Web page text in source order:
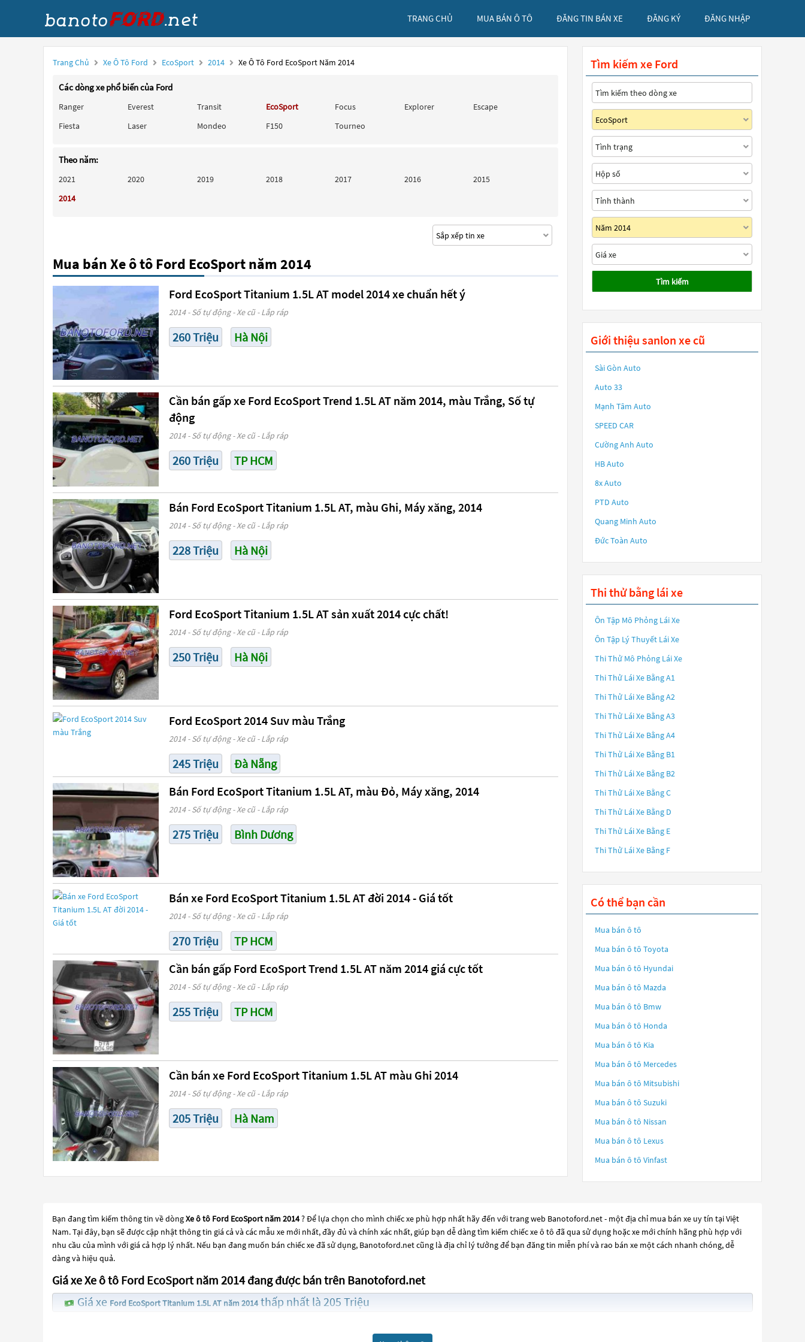
TRANG CHỦ MUA BÁN Ô TÔ ĐĂNG TIN BÁN XE ĐĂNG KÝ ĐĂNG NHẬP
Trang Chủ Xe Ô Tô Ford EcoSport 2014 Xe Ô Tô Ford EcoSport Năm 2014
Các dòng xe phổ biến của Ford
Ranger Everest Transit EcoSport Focus Explorer
Escape
Fiesta
Laser Mondeo F150 Tourneo
Theo năm:
2021 2020 2019 2018 2017 2016
2015
2014
Mua bán Xe ô tô Ford EcoSport năm 2014
Ford EcoSport Titanium 1.5L AT model 2014 xe chuẩn hết ý
2014 - Số tự động - Xe cũ - Lắp ráp
260 Triệu Hà Nội
Cần bán gấp xe Ford EcoSport Trend 1.5L AT năm 2014, màu Trắng, Số tự
động
2014 - Số tự động - Xe cũ - Lắp ráp
260 Triệu TP HCM
Bán Ford EcoSport Titanium 1.5L AT, màu Ghi, Máy xăng, 2014
2014 - Số tự động - Xe cũ - Lắp ráp
228 Triệu Hà Nội
Ford EcoSport Titanium 1.5L AT sản xuất 2014 cực chất!
2014 - Số tự động - Xe cũ - Lắp ráp
250 Triệu Hà Nội
Ford EcoSport 2014 Suv màu Trắng
2014 - Số tự động - Xe cũ - Lắp ráp
245 Triệu
Đà Nẵng
Bán Ford EcoSport Titanium 1.5L AT, màu Đỏ, Máy xăng, 2014
2014 - Số tự động - Xe cũ - Lắp ráp
275 Triệu Bình Dương
Bán xe Ford EcoSport Titanium 1.5L AT đời 2014 - Giá tốt
2014 - Số tự động - Xe cũ - Lắp ráp
270 Triệu
TP HCM
Cần bán gấp Ford EcoSport Trend 1.5L AT năm 2014 giá cực tốt
2014 - Số tự động - Xe cũ - Lắp ráp
255 Triệu TP HCM
Cần bán xe Ford EcoSport Titanium 1.5L AT màu Ghi 2014
2014 - Số tự động - Xe cũ - Lắp ráp
205 Triệu Hà Nam
Tìm kiếm xe Ford
Tìm kiếm
Giới thiệu sanlon xe cũ
Sài Gòn Auto
Auto 33
Mạnh Tâm Auto
SPEED CAR
Cường Anh Auto
HB Auto
8x Auto
PTD Auto
Quang Minh Auto
Đức Toàn Auto
Thi thử bằng lái xe
Ôn Tập Mô Phỏng Lái Xe
Ôn Tập Lý Thuyết Lái Xe
Thi Thử Mô Phỏng Lái Xe
Thi Thử Lái Xe Bằng A1
Thi Thử Lái Xe Bằng A2
Thi Thử Lái Xe Bằng A3
Thi Thử Lái Xe Bằng A4
Thi Thử Lái Xe Bằng B1
Thi Thử Lái Xe Bằng B2
Thi Thử Lái Xe Bằng C
Thi Thử Lái Xe Bằng D
Thi Thử Lái Xe Bằng E
Thi Thử Lái Xe Bằng F
Có thể bạn cần
Mua bán ô tô
Mua bán ô tô Toyota
Mua bán ô tô Hyundai
Mua bán ô tô Mazda
Mua bán ô tô Bmw
Mua bán ô tô Honda
Mua bán ô tô Kia
Mua bán ô tô Mercedes
Mua bán ô tô Mitsubishi
Mua bán ô tô Suzuki
Mua bán ô tô Nissan
Mua bán ô tô Lexus
Mua bán ô tô Vinfast
Bạn đang tìm kiếm thông tin về dòngXe ô tô Ford EcoSport năm 2014? Để lựa chọn cho mình chiếc xe phù hợp nhất hãy đến với trang web Banotoford.net - một địa chỉ mua bán xe uy tín tại Việt
Nam. Tại đây, bạn sẽ được cập nhật thông tin giá cả và các mẫu xe mới nhất, đầy đủ và chính xác nhất, giúp bạn dễ dàng tìm kiếm chiếc xe ô tô đã qua sử dụng hoặc xe mới chính hãng phù hợp với
nhu cầu của mình với giá cả hợp lý nhất. Nếu bạn đang muốn bán chiếc xe đã sử dụng, Banotoford.net cũng là địa chỉ lý tưởng để bạn đăng tin miễn phí và rao bán xe một cách nhanh chóng, dễ
dàng và hiệu quả.
Giá xe Xe ô tô Ford EcoSport năm 2014 đang được bán trên Banotoford.net
Giá xe Ford EcoSport Titanium 1.5L AT năm 2014 thấp nhất là 205 Triệu